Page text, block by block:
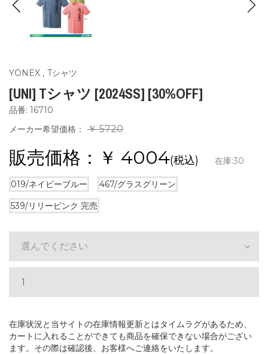
YONEX , Tシャツ
[UNI] Tシャツ [2024SS] [30%OFF]
品番: 16710
メーカー希望価格：
￥ 5720
販売価格：￥ 4004(税込) 在庫:30
019/ネイビーブルー
467/グラスグリーン
539/リリーピンク 完売
選んでください
在庫状況と当サイトの在庫情報更新とはタイムラグがあるため、
カートに入れることができても商品を確保できない場合がござい
ます。その際は確認後、お客様へご連絡をいたします。